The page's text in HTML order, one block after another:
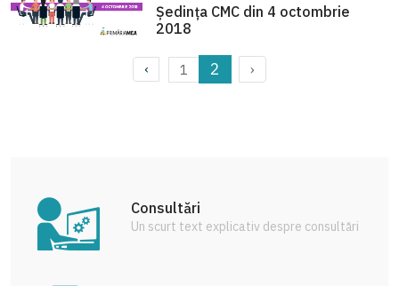
Şedinţa CMC din 4 octombrie
2018
‹ 1 2 ›
Consultări
Un scurt text explicativ despre consultări